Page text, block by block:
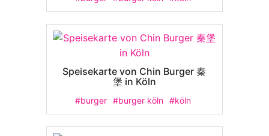
Speisekarte von Chin Burger 秦
堡 in Köln
#burger #burger köln #köln